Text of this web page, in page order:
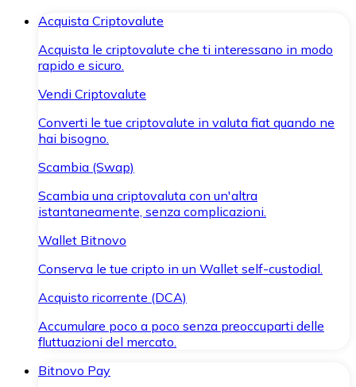
Acquista Criptovalute
Acquista le criptovalute che ti interessano in modo
rapido e sicuro.
Vendi Criptovalute
Converti le tue criptovalute in valuta fiat quando ne
hai bisogno.
Scambia (Swap)
Scambia una criptovaluta con un'altra
istantaneamente, senza complicazioni.
Wallet Bitnovo
Conserva le tue cripto in un Wallet self-custodial.
Acquisto ricorrente (DCA)
Accumulare poco a poco senza preoccuparti delle
fluttuazioni del mercato.
Bitnovo Pay